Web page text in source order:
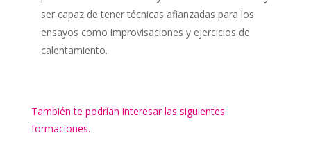
ser capaz de tener técnicas afianzadas para los
ensayos como improvisaciones y ejercicios de
calentamiento.
También te podrían interesar las siguientes
formaciones.